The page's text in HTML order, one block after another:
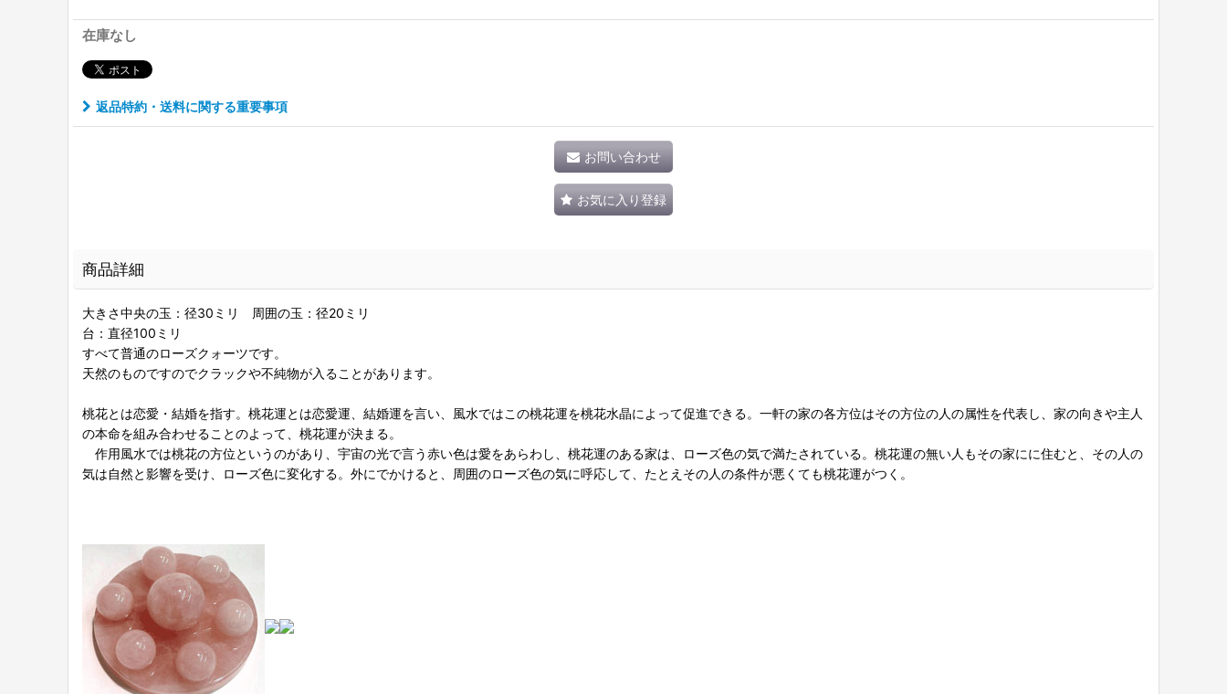
在庫なし
返品特約・送料に関する重要事項
お問い合わせ
お気に入り登録
商品詳細
大きさ中央の玉：径30ミリ 周囲の玉：径20ミリ
台：直径100ミリ
すべて普通のローズクォーツです。
天然のものですのでクラックや不純物が入ることがあります。
桃花とは恋愛・結婚を指す。桃花運とは恋愛運、結婚運を言い、風水ではこの桃花運を桃花水晶によって促進できる。一軒の家の各方位はその方位の人の属性を代表し、家の向きや主人
の本命を組み合わせることのよって、桃花運が決まる。
作用風水では桃花の方位というのがあり、宇宙の光で言う赤い色は愛をあらわし、桃花運のある家は、ローズ色の気で満たされている。桃花運の無い人もその家にに住むと、その人の
気は自然と影響を受け、ローズ色に変化する。外にでかけると、周囲のローズ色の気に呼応して、たとえその人の条件が悪くても桃花運がつく。